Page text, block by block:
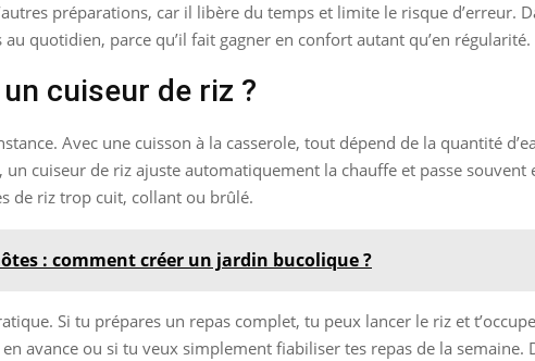
préparations, car il libère du temps et limite le risque d’erreur.
quotidien, parce qu’il fait gagner en confort autant qu’en régularité.
cuiseur de riz ?
Avec une cuisson à la casserole, tout dépend de la quantité
un cuiseur de riz ajuste automatiquement la chauffe et passe
de riz trop cuit, collant ou brûlé.
: comment créer un jardin bucolique ?
Si tu prépares un repas complet, tu peux lancer le riz et
avance ou si tu veux simplement fiabiliser tes repas de la semaine.